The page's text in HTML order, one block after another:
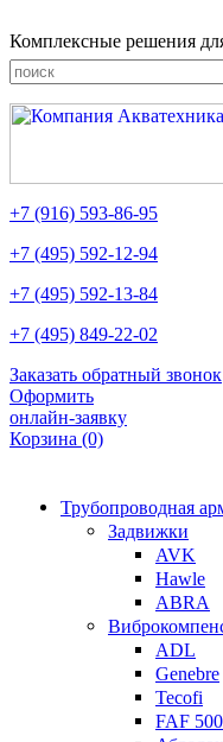
Комплексные решения
+7 (916) 593-86-95
+7 (495) 592-12-94
+7 (495) 592-13-84
+7 (495) 849-22-02
Заказать обратный звонок
Оформить
онлайн-заявку
Корзина (0)
Трубопроводная
Задвижки
AVK
Hawle
ABRA
ADL
Genebre
Tecofi
FAF